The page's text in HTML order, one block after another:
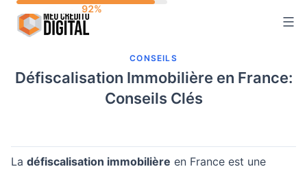
CONSEILS
Défiscalisation Immobilière en France:
Conseils Clés
La défiscalisation immobilière en France est une